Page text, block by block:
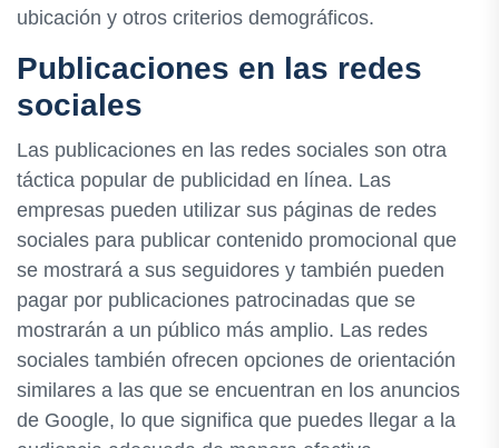
ubicación y otros criterios demográficos.
Publicaciones en las redes
sociales
Las publicaciones en las redes sociales son otra
táctica popular de publicidad en línea. Las
empresas pueden utilizar sus páginas de redes
sociales para publicar contenido promocional que
se mostrará a sus seguidores y también pueden
pagar por publicaciones patrocinadas que se
mostrarán a un público más amplio. Las redes
sociales también ofrecen opciones de orientación
similares a las que se encuentran en los anuncios
de Google, lo que significa que puedes llegar a la